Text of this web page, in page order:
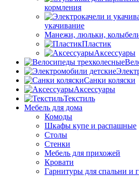
кормления
укачивание
Манежи, люльки,
Пластик
Аксессуары
Санки коляски
Аксессуары
Текстиль
Мебель для дома
Комоды
Шкафы купе и распашные
Столы
Стенки
Мебель для прихожей
Кровати
Гарнитуры для спальни и